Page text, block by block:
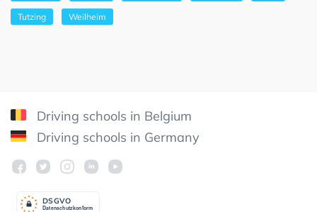
Tutzing Weilheim
Driving schools in Belgium
Driving schools in Germany
Datenschutzkonform
DSGVO